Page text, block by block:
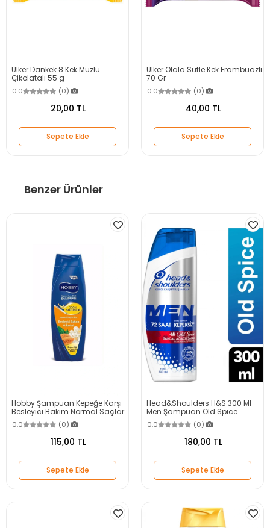
Ülker Dankek 8 Kek Muzlu
Çikolatalı 55 g
0.0 (0)
20,00 TL
Sepete Ekle
Ülker Olala Sufle Kek Frambuazlı
70 Gr
0.0 (0)
40,00 TL
Sepete Ekle
Benzer Ürünler
Hobby Şampuan Kepeğe Karşı
Besleyici Bakım Normal Saçlar
600 ml
0.0 (0)
115,00 TL
Sepete Ekle
Head&Shoulders H&S 300 Ml
Men Şampuan Old Spice
0.0 (0)
180,00 TL
Sepete Ekle